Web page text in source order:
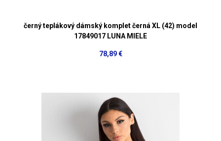
černý teplákový dámský komplet černá XL (42) model
17849017 LUNA MIELE
78,89 €